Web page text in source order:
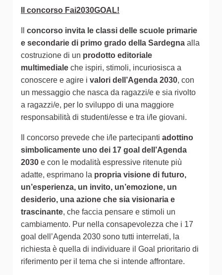
Il concorso Fai2030GOAL!
concorso invita le classi delle scuole primarie
e secondarie di primo grado della Sardegna alla
costruzione di un prodotto editoriale
multimediale che ispiri, stimoli, incuriosisca a
conoscere e agire i valori dell’Agenda 2030, con
un messaggio che nasca da ragazzi/e e sia rivolto
a ragazzi/e, per lo sviluppo di una maggiore
responsabilità di studenti/esse e tra i/le giovani.
Il concorso prevede che i/le partecipanti adottino
simbolicamente uno dei 17 goal dell’Agenda
2030 e con le modalità espressive ritenute più
adatte, esprimano la propria visione di futuro,
un’esperienza, un invito, un’emozione, un
desiderio, una azione che sia visionaria e
trascinante, che faccia pensare e stimoli un
cambiamento. Pur nella consapevolezza che i 17
goal dell’Agenda 2030 sono tutti interrelati, la
richiesta è quella di individuare il Goal prioritario di
riferimento per il tema che si intende affrontare.